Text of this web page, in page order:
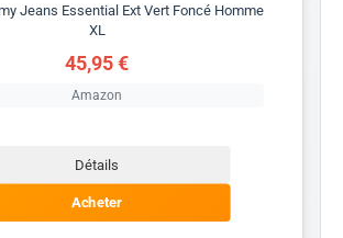
Jeans Essential Ext Vert Foncé Homme
XL
45,95 €
Amazon
Détails
Acheter